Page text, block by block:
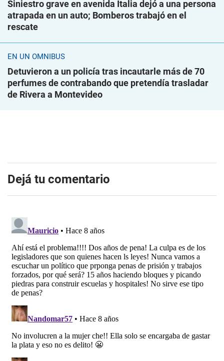
Siniestro grave en avenida Italia dejó a una persona
atrapada en un auto; Bomberos trabajó en el
rescate
EN UN ÓMNIBUS
Detuvieron a un policía tras incautarle más de 70
perfumes de contrabando que pretendía trasladar
de Rivera a Montevideo
Dejá tu comentario